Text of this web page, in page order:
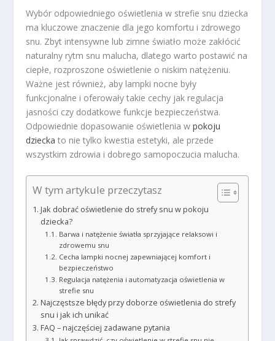
Wybór odpowiedniego oświetlenia w strefie snu dziecka
ma kluczowe znaczenie dla jego komfortu i zdrowego
snu. Zbyt intensywne lub zimne światło może zakłócić
naturalny rytm snu malucha, dlatego warto postawić na
ciepłe, rozproszone oświetlenie o niskim natężeniu.
Ważne jest również, aby lampki nocne były
funkcjonalne i oferowały takie cechy jak regulacja
jasności czy dodatkowe funkcje bezpieczeństwa.
Odpowiednie dopasowanie oświetlenia wpokoju
dziecka to nie tylko kwestia estetyki, ale przede
wszystkim zdrowia i dobrego samopoczucia malucha.
W tym artykule przeczytasz
Jak dobrać oświetlenie do strefy snu w pokoju
dziecka?
Barwa i natężenie światła sprzyjające relaksowi i
zdrowemu snu
Cecha lampki nocnej zapewniającej komfort i
bezpieczeństwo
Regulacja natężenia i automatyzacja oświetlenia w
strefie snu
Najczęstsze błędy przy doborze oświetlenia do strefy
snu i jak ich unikać
FAQ – najczęściej zadawane pytania